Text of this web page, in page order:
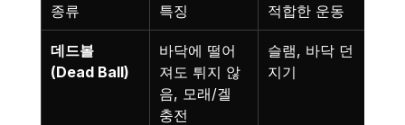
종류 특징 적합한 운동
데드볼
(Dead Ball)
바닥에 떨어
져도 튀지 않
음, 모래/겔
충전
슬램, 바닥 던
지기